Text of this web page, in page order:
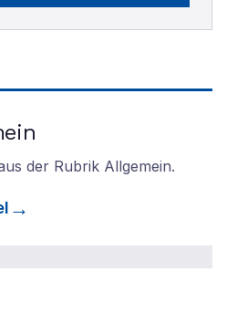
der Rubrik Allgemein.